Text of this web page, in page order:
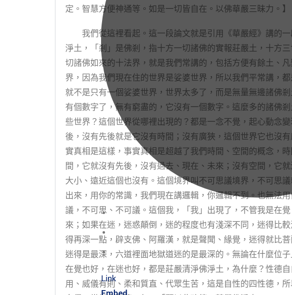
Link
Embed
定。智慧方便神通等。如是一切皆自在。以佛華嚴三昧力。】
我們從這裡看起。這一段論文就是引用《華嚴經》講的一
淨土，「剎」是佛剎，指十方一切諸佛的實報莊嚴土，十方
切諸佛如來的十法界，就是我們常講的，包括方便有餘土、
界，因為我們現在住的世界是娑婆世界，所以我們平常講，
就不是只有一個娑婆世界，世界太多了，而是無量無邊諸佛
有個數字了，無有窮盡的，它沒有一個數字。這麼多的諸佛
些世界？這個世界從哪裡出現的？都是一念不覺，起心動念
後，沒有先後就是它沒有時間；沒有廣狹，這個世界它也沒
實真相是這樣，事實真相是超越了我們時間、空間的概念，
間，它就沒有先後，沒有過去、現在、未來；沒有空間，它
大小、遠近這個也沒有。這個境界叫不可思議境界，不可思
出來，用你的常識，我們現在講邏輯，你邏輯不到。也無法
議，不可思、不可議。這個我，「我」出現了，不管我是在
來；如果在迷，迷惑顛倒，迷的程度也有淺深不同，迷得比
得再深一點，辟支佛、阿羅漢，就是聲聞、緣覺，迷得就比
迷得是最深，六道裡面地獄道迷的是最深的。無論在什麼位
在覺也好，在迷也好，都是莊嚴清淨佛淨土，為什麼？性德
用、威儀有則、柔和質直、代眾生苦，這是自性的四性德，